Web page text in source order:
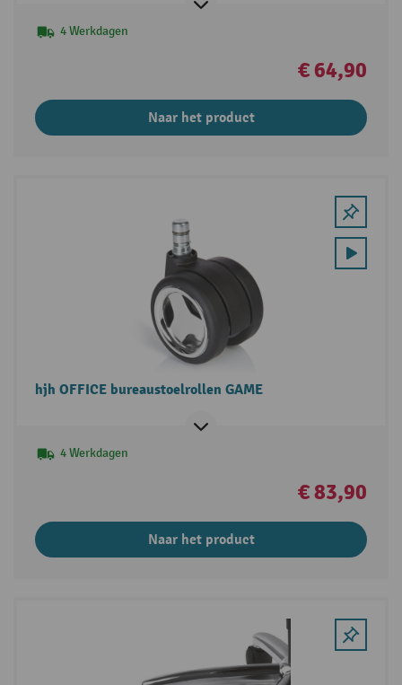
4 Werkdagen
€ 64,90
Naar het product
hjh OFFICE bureaustoelrollen GAME
4 Werkdagen
€ 83,90
Naar het product